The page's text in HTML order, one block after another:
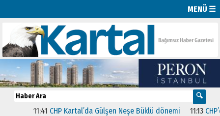
MENÜ ☰
11:41 CHP Kartal’da Gülşen Neşe Büklü dönemi 11:13